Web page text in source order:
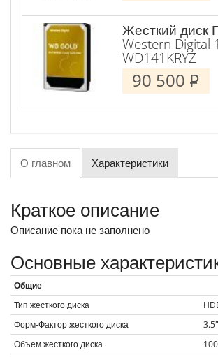
Жесткий диск
Western Digital
WD141KRYZ
90 500 P
О главном Характеристики
Краткое описание
Описание пока не заполнено
Основные
Общие
Тип жесткого диска
Форм-Фактор жесткого диска
3.5"
Объем жесткого диска